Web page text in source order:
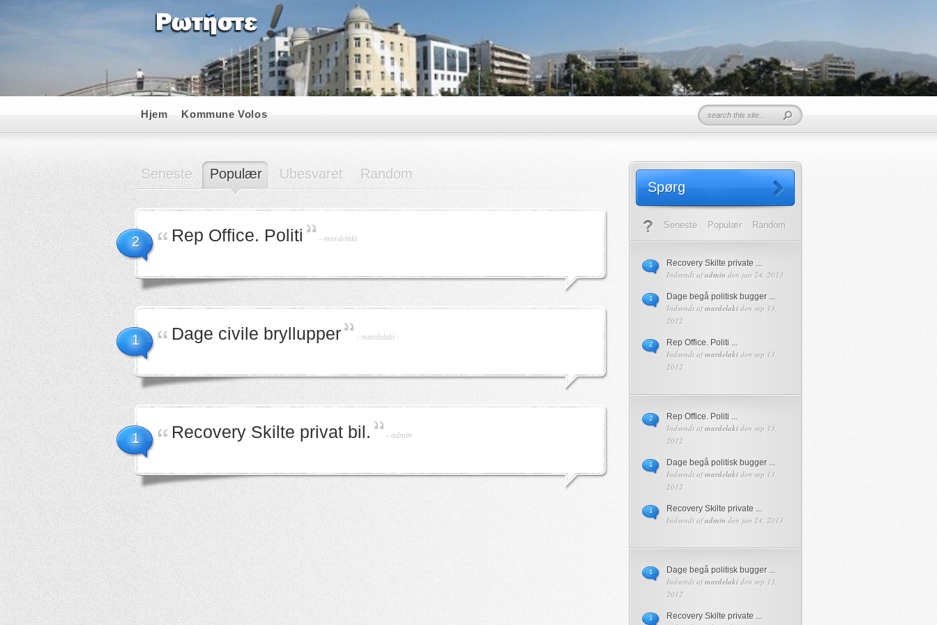
Hjem Kommune Volos
Seneste Populær Ubesvaret Random
2 Rep Office. Politi - mardelaki
1 Dage civile bryllupper - mardelaki
1 Recovery Skilte privat bil. - admin
Spørg
Seneste Populær Random
Recovery Skilte private ...
Indsendt afadmin den jan 24, 2013
1
Dage begå politisk bugger ...
Indsendt afmardelaki den sep 13,
2012
1
Rep Office. Politi ...
Indsendt afmardelaki den sep 13,
2012
2
Rep Office. Politi ...
Indsendt afmardelaki den sep 13,
2012
2
Dage begå politisk bugger ...
Indsendt afmardelaki den sep 13,
2012
1
Recovery Skilte private ...
Indsendt afadmin den jan 24, 2013
1
Dage begå politisk bugger ...
Indsendt afmardelaki den sep 13,
2012
1
Recovery Skilte private ...
1